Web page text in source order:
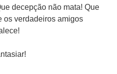
decepção não mata! Que
os verdadeiros amigos